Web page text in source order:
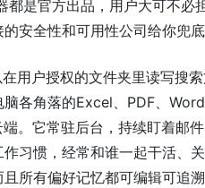
是官方出品，用户大可不必
安全性和可用性公司给你兜底
用户授权的文件夹里读写搜
各角落的Excel、PDF、
。它常驻后台，持续盯着邮
习惯，经常和谁一起干活、
所有偏好记忆都可编辑可追溯